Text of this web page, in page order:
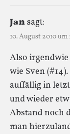
Jansagt:
10. August 2010 um
Also irgendwie
wie Sven
auffällig in
und wieder
Abstand noch
man